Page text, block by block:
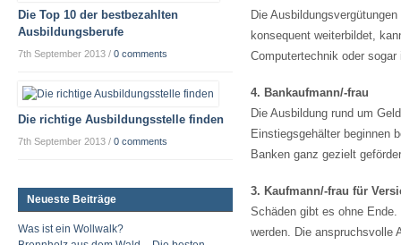
Die
konsequent weiterbildet,
Computertechnik oder
4. Bankaufmann/-frau
Die Ausbildung rund um
Einstiegsgehälter beginnen
Banken ganz gezielt
3. Kaufmann/-frau für
Schäden gibt es ohne
werden. Die anspruchsvolle
Die Top 10 der bestbezahlten
Ausbildungsberufe
7th September 2013 / 0 comments
Die richtige Ausbildungsstelle finden
7th September 2013 / 0 comments
Neueste Beiträge
Was ist ein Wollwalk?